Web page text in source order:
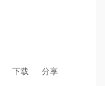
下载 分享